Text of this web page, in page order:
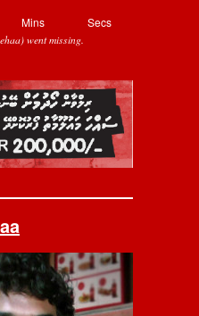
Mins Secs
went missing.